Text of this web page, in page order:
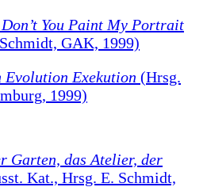
You Paint My Portrait
GAK, 1999)
Evolution Exekution (Hrsg.
1999)
Garten, das Atelier, der
Kat., Hrsg. E. Schmidt,